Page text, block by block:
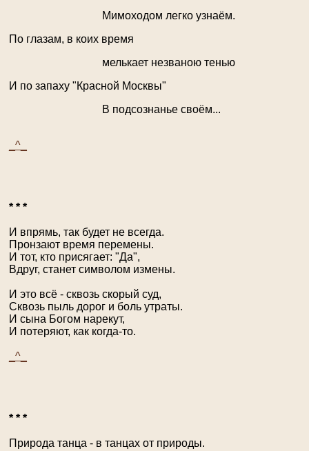
Мимоходом легко узнаём.
По глазам, в коих время
мелькает незваною тенью
И по запаху "Красной Москвы"
В подсознанье своём...
_^_
* * *
И впрямь, так будет не всегда.
Пронзают время перемены.
И тот, кто присягает: "Да",
Вдруг, станет символом измены.
И это всё - сквозь скорый суд,
Сквозь пыль дорог и боль утраты.
И сына Богом нарекут,
И потеряют, как когда-то.
_^_
* * *
Природа танца - в танцах от природы.